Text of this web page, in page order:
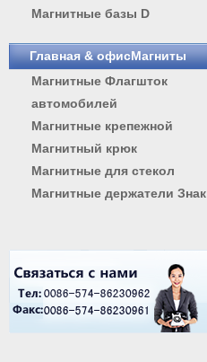
Магнитные базы D
Главная & офисМагниты
Магнитные Флагшток
автомобилей
Магнитные крепежной
Магнитный крюк
Магнитные для стекол
Магнитные держатели Знак